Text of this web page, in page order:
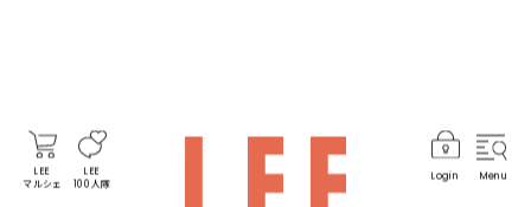
LEE
マルシェ
LEE
100人隊
Login Menu